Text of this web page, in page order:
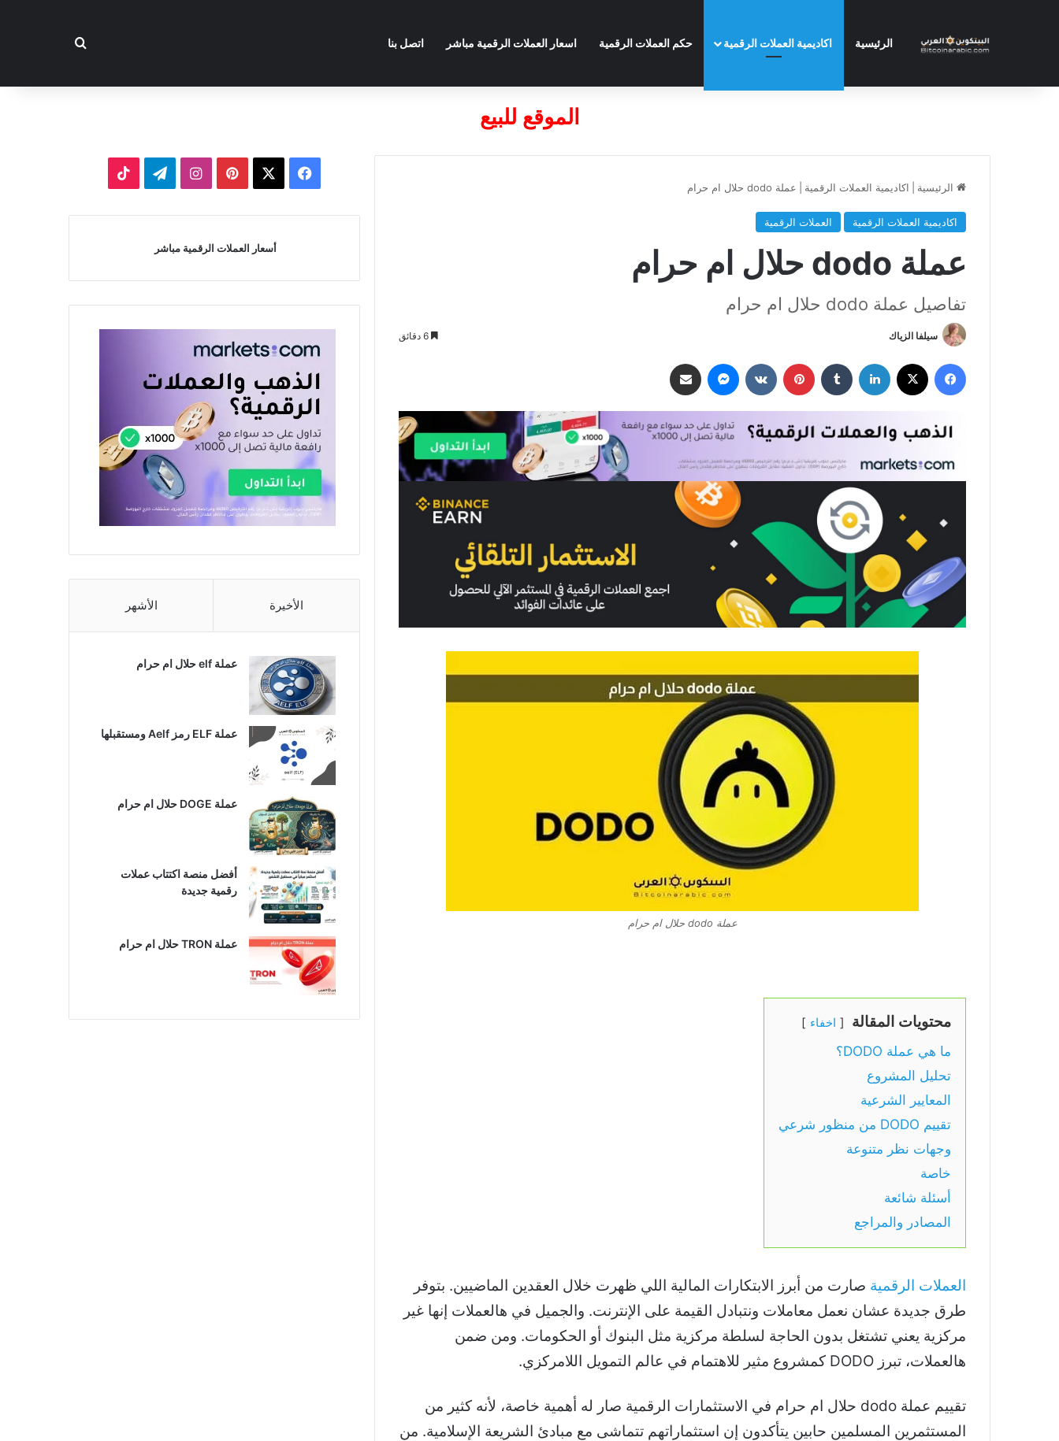
الرئيسية اكاديمية العملات الرقمية حكم العملات الرقمية اسعار العملات الرقمية مباشر اتصل بنا بحث عن
الموقع للبيع
الرئيسية اكاديمية العملات الرقمية عملة dodo حلال ام حرام
اكاديمية العملات الرقمية العملات الرقمية
عملة dodo حلال ام حرام
تفاصيل عملة dodo حلال ام حرام
سيلفا الزياك
فيسبوك لينكدإن بينتيريست ماسنجر
عملة dodo حلال ام حرام
محتويات المقالة اخفاء
ما هي عملة DODO؟
تحليل المشروع
المعايير الشرعية
تقييم DODO من منظور شرعي
وجهات نظر متنوعة
خاصة
أسئلة شائعة
المصادر والمراجع
العملات الرقمية صارت من أبرز الابتكارات المالية اللي ظهرت خلال العقدين الماضيين. بتوفر
طرق جديدة عشان نعمل معاملات ونتبادل القيمة على الإنترنت. والجميل في هالعملات إنها غير
مركزية يعني تشتغل بدون الحاجة لسلطة مركزية مثل البنوك أو الحكومات. ومن ضمن
هالعملات، تبرز DODO كمشروع مثير للاهتمام في عالم التمويل اللامركزي.
تقييم عملة dodo حلال ام حرام في الاستثمارات الرقمية صار له أهمية خاصة، لأنه كثير من
المستثمرين المسلمين حابين يتأكدون إن استثماراتهم تتماشى مع مبادئ الشريعة الإسلامية. من
فيسبوك بينتيريستانستقرامتيلقرام
أسعار العملات الرقمية مباشر
الأخيرة الأشهر
عملة elf حلال ام حرام
عملة ELF رمز Aelf ومستقبلها
عملة DOGE حلال ام حرام
أفضل منصة اكتتاب عملات
رقمية جديدة
عملة TRON حلال ام حرام​